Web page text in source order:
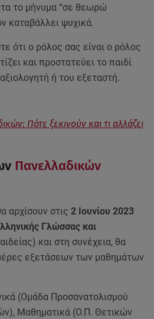
το μήνυμα “σε θεωρώ
καταβάλλει ψυχικά.
ότι ο ρόλος σας είναι ο ρόλος
και προστατεύει το παιδί
ή του εξεταστή.
Πότε ξεκινούν και τι αλλάζει
Πανελλαδικών
αρχίσουν στις 2 Ιουνίου 2023
Γλώσσας και
και στη συνέχεια, θα
εξετάσεων των μαθημάτων
(Ομάδα Προσανατολισμού
Μαθηματικά (Ο.Π. Θετικών